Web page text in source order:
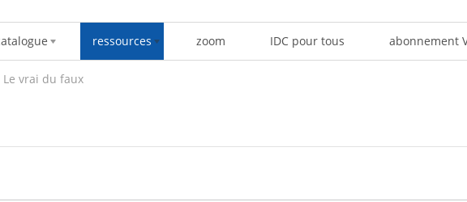
ressources zoom IDC pour tous abonnement
Le vrai du faux